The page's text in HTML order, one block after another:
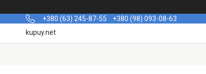
+380 (63) 245-87-55
+380 (98) 093-08-63
kupuy.net